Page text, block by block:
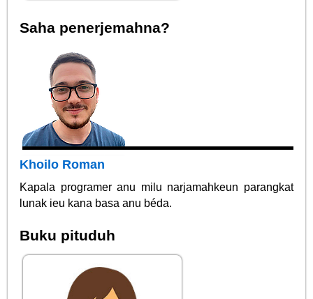
Saha penerjemahna?
Khoilo Roman
Kapala programer anu milu narjamahkeun parangkat
lunak ieu kana basa anu béda.
Buku pituduh